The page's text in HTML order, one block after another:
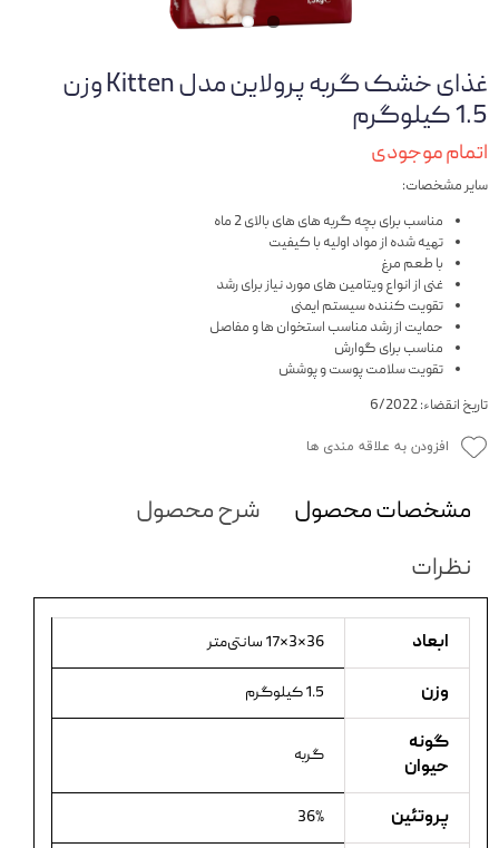
غذای خشک گربه پرولاین مدل Kitten وزن
1.5 کیلوگرم
اتمام موجودی
سایر مشخصات:
مناسب برای بچه گربه های های بالای 2 ماه
تهیه شده از مواد اولیه با کیفیت
با طعم مرغ
غنی از انواع ویتامین های مورد نیاز برای رشد
تقویت کننده سیستم ایمنی
حمایت از رشد مناسب استخوان ها و مفاصل
مناسب برای گوارش
تقویت سلامت پوست و پوشش
تاریخ انقضاء: 6/2022
افزودن به علاقه مندی ها
مشخصات محصول
شرح محصول
نظرات
ابعاد 36×3×17 سانتی‌متر
وزن 1.5 کیلوگرم
گونه
حیوان
گربه
پروتئین 36%